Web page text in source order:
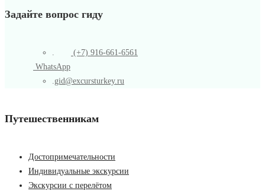
Задайте вопрос гиду
(+7) 916-661-6561
WhatsApp
gid@excursturkey.ru
Путешественникам
Достопримечательности
Индивидуальные экскурсии
Экскурсии с перелётом